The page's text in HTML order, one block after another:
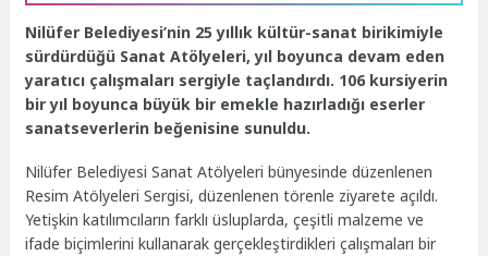
Nilüfer Belediyesi’nin 25 yıllık kültür-sanat birikimiyle
sürdürdüğü Sanat Atölyeleri, yıl boyunca devam eden
yaratıcı çalışmaları sergiyle taçlandırdı. 106 kursiyerin
bir yıl boyunca büyük bir emekle hazırladığı eserler
sanatseverlerin beğenisine sunuldu.
Nilüfer Belediyesi Sanat Atölyeleri bünyesinde düzenlenen
Resim Atölyeleri Sergisi, düzenlenen törenle ziyarete açıldı.
Yetişkin katılımcıların farklı üsluplarda, çeşitli malzeme ve
ifade biçimlerini kullanarak gerçekleştirdikleri çalışmaları bir